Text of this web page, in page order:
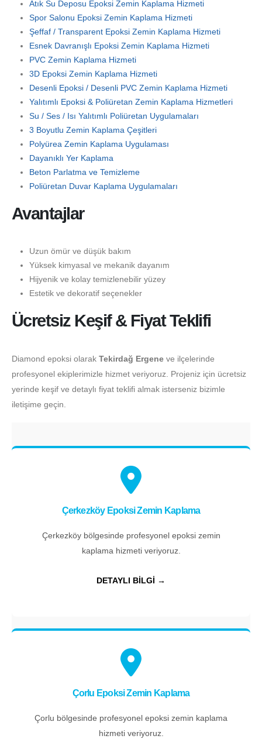
Atık Su Deposu Epoksi Zemin Kaplama Hizmeti
Spor Salonu Epoksi Zemin Kaplama Hizmeti
Şeffaf / Transparent Epoksi Zemin Kaplama Hizmeti
Esnek Davranışlı Epoksi Zemin Kaplama Hizmeti
PVC Zemin Kaplama Hizmeti
3D Epoksi Zemin Kaplama Hizmeti
Desenli Epoksi / Desenli PVC Zemin Kaplama Hizmeti
Yalıtımlı Epoksi & Poliüretan Zemin Kaplama Hizmetleri
Su / Ses / Isı Yalıtımlı Poliüretan Uygulamaları
3 Boyutlu Zemin Kaplama Çeşitleri
Polyürea Zemin Kaplama Uygulaması
Dayanıklı Yer Kaplama
Beton Parlatma ve Temizleme
Poliüretan Duvar Kaplama Uygulamaları
Avantajlar
Uzun ömür ve düşük bakım
Yüksek kimyasal ve mekanik dayanım
Hijyenik ve kolay temizlenebilir yüzey
Estetik ve dekoratif seçenekler
Ücretsiz Keşif & Fiyat Teklifi
Diamond epoksi olarak Tekirdağ Ergene ve ilçelerinde
profesyonel ekiplerimizle hizmet veriyoruz. Projeniz için ücretsiz
yerinde keşif ve detaylı fiyat teklifi almak isterseniz bizimle
iletişime geçin.
Çerkezköy Epoksi Zemin Kaplama
Çerkezköy bölgesinde profesyonel epoksi zemin
kaplama hizmeti veriyoruz.
DETAYLI BİLGİ →
Çorlu Epoksi Zemin Kaplama
Çorlu bölgesinde profesyonel epoksi zemin kaplama
hizmeti veriyoruz.